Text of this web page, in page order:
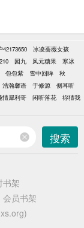
身？” 在某些城
孩：“晚上好好睡
杀手执行任务的时
怎么感觉有个带面
的妖族看着对面那
看到旁边的掉下
能飞过来砍掉我的
自己梦境比自己大
。 “你是梦魇我是梦
看着自己对面那团
“到底你是妖怪我是
42173650
冰凌蔷薇女孩
园九 凤元糖果
寒冰
包包紫 雪中回眸
秋
浩瀚馨语 于修源
侧耳听
情犀利哥 闲听落花
祢猜我
搜索
书架
会员书架